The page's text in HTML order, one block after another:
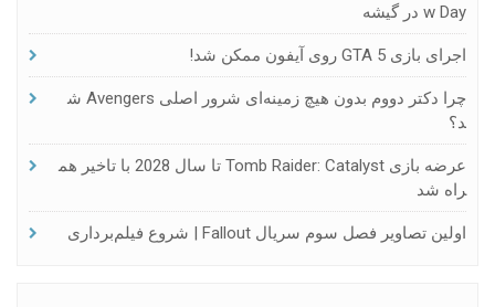
W Day در گیشه
اجرای بازی GTA 5 روی آیفون ممکن شد!
چرا دکتر دووم بدون هیچ زمینه‌ای شرور اصلی Avengers ش
د؟
عرضه بازی Tomb Raider: Catalyst تا سال 2028 با تاخیر هم
راه شد
اولین تصاویر فصل سوم سریال Fallout | شروع فیلم‌برداری